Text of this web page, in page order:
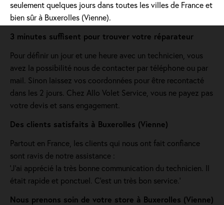
seulement quelques jours dans toutes les villes de France et
bien sûr à Buxerolles (Vienne).
3 minutes suffisent pour trouver votre réparateur
Pour définir un jour et une heure avec un technicien, vous
avez la possibilité nous de contacter par téléphone ou par
mail. Sinon laissez vos coordonnées pour être recontacté
dans les 2 jours. Chez Allo Volet Service, vous ne payez pas
votre devis et sans engagement.
Des clients satisfaits à Buxerolles (Vienne)
Partout en France, les clients qui nous ont fait confiance
sont ravis de notre assistance :
'J’ai apprécié la très bonne communication du technicien. Il
était rapide et ponctuel. C’est un très bon service.'
Nous prenons soin de votre store à Buxerolles (Vienne)